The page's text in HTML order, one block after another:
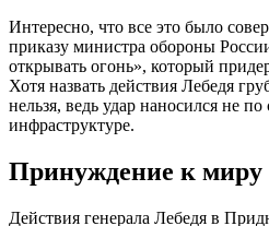
Интересно, что все это было
приказу министра обороны
открывать огонь», который
Хотя назвать действия Лебедя
нельзя, ведь удар наносился не
инфраструктуре.
Принуждение к миру
Действия генерала Лебедя в